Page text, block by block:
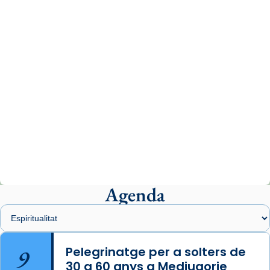
presidit aquest 27 de juliol la missa de Les
Santes de Mataró.
🔗
📸 J. Merino
Photo
Agenda
9
Pelegrinatge per a solters de
30 a 60 anys a Medjugorje